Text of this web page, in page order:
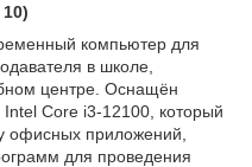
компьютер для
в школе,
центре. Оснащён
Core i3-12100, который
офисных приложений,
для проведения